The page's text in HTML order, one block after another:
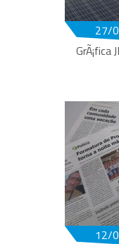
27/
GrÃ¡fica
12/